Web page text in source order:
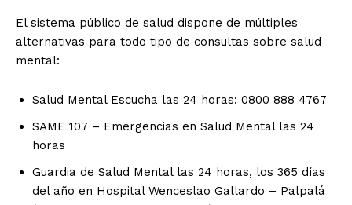
El sistema público de salud dispone de múltiples
alternativas para todo tipo de consultas sobre salud
mental:
Salud Mental Escucha las 24 horas: 0800 888 4767
SAME 107 – Emergencias en Salud Mental las 24
horas
Guardia de Salud Mental las 24 horas, los 365 días
del año en Hospital Wenceslao Gallardo – Palpalá